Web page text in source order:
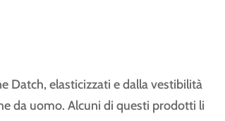
Datch, elasticizzati e dalla vestibilità
da uomo. Alcuni di questi prodotti li